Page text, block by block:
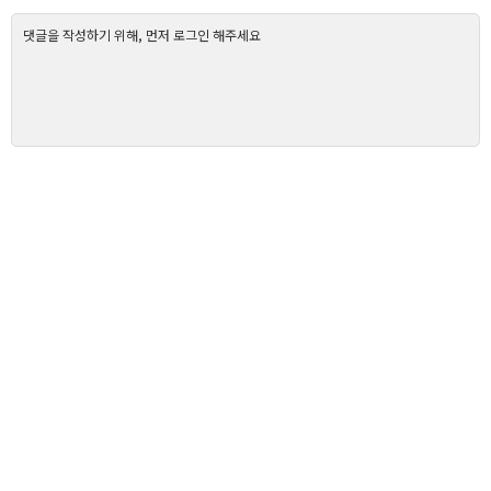
댓글을 작성하기 위해, 먼저 로그인 해주세요